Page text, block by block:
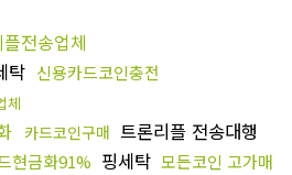
전송업체
탁 신용카드코인충전
체
카드코인구매 트론리플 전송대행
현금화91% 핑세탁 모든코인 고가매